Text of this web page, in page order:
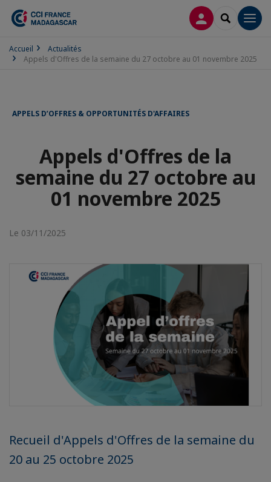
CONNEXION
Accueil
Actualités
Appels d'Offres de la semaine du 27 octobre au 01 novembre 2025
APPELS D’OFFRES & OPPORTUNITÉS D'AFFAIRES
Appels d'Offres de la
semaine du 27 octobre au
01 novembre 2025
Le 03/11/2025
Recueil d'Appels d'Offres de la semaine du
20 au 25 octobre 2025